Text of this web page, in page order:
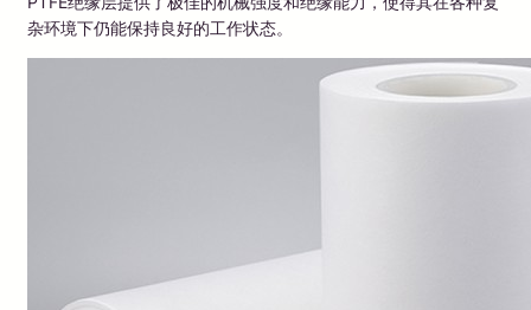
杂环境下仍能保持良好的工作状态。